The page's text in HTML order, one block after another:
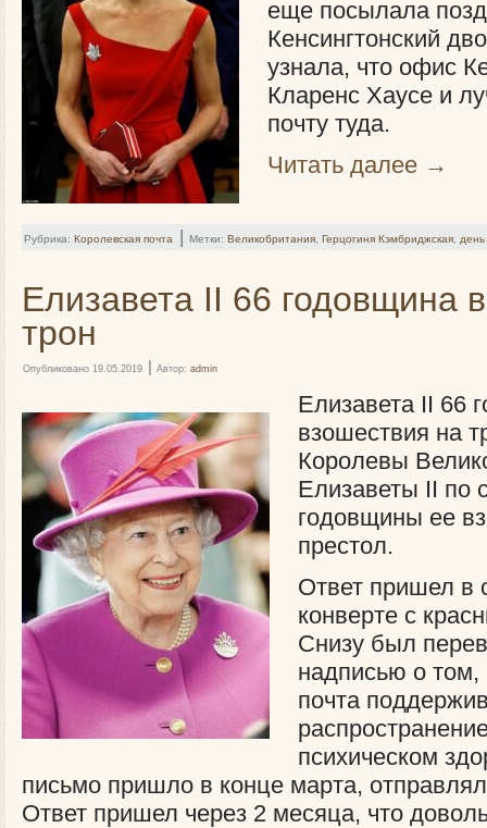
еще посылала
Кенсингтонский
узнала, что офис
Кларенс Хаусе и
почту туда.
Читать далее →
Рубрика: Королевская почта | Метки: Великобритания Герцогиня Кэмбриджская
Елизавета II 66 годовщина
трон
Опубликовано 19.05.2019 | Автор: admin
Елизавета II 66
взошествия на
Королевы
Елизаветы II по
годовщины ее
престол.
Ответ пришел в
конверте с
Снизу был
надписью о том,
почта
психическом
письмо пришло в конце марта,
Ответ пришел через 2 месяца, что